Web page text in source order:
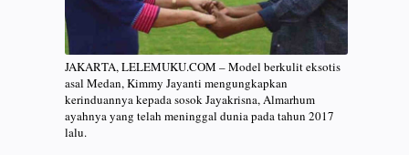
JAKARTA, LELEMUKU.COM – Model berkulit eksotis
asal Medan, Kimmy Jayanti mengungkapkan
kerinduannya kepada sosok Jayakrisna, Almarhum
ayahnya yang telah meninggal dunia pada tahun 2017
lalu.